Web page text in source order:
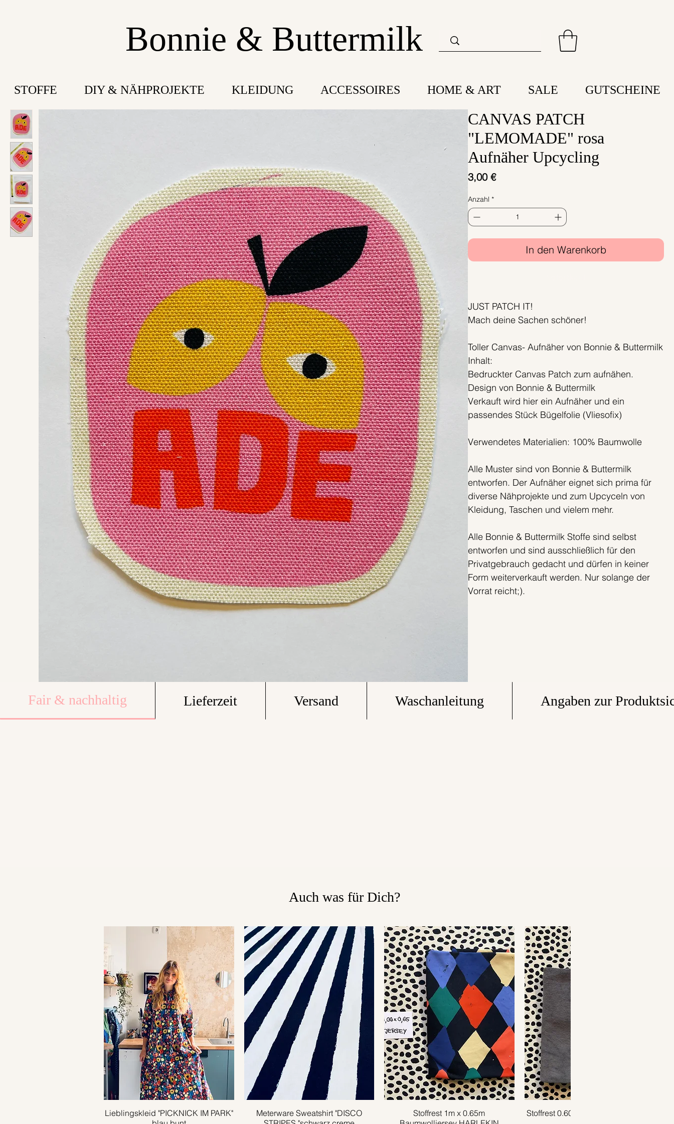
Bonnie & Buttermilk
STOFFE DIY & NÄHPROJEKTE KLEIDUNG ACCESSOIRES HOME & ART SALE GUTSCHEINE
CANVAS PATCH
"LEMOMADE" rosa
Aufnäher Upcycling
3,00 €Preis
Anzahl *
In den Warenkorb
JUST PATCH IT!
Mach deine Sachen schöner!
Toller Canvas- Aufnäher von Bonnie & Buttermilk
Inhalt:
Bedruckter Canvas Patch zum aufnähen.
Design von Bonnie & Buttermilk
Verkauft wird hier ein Aufnäher und ein
passendes Stück Bügelfolie (Vliesofix)
Verwendetes Materialien: 100% Baumwolle
Alle Muster sind von Bonnie & Buttermilk
entworfen. Der Aufnäher eignet sich prima für
diverse Nähprojekte und zum Upcyceln von
Kleidung, Taschen und vielem mehr.
Alle Bonnie & Buttermilk Stoffe sind selbst
entworfen und sind ausschließlich für den
Privatgebrauch gedacht und dürfen in keiner
Form weiterverkauft werden. Nur solange der
Vorrat reicht;).
Fair & nachhaltig Lieferzeit Versand Waschanleitung Angaben zur
Auch was für Dich?
Schnellansicht
Lieblingskleid "PICKNICK IM PARK"
Schnellansicht
Meterware Sweatshirt "DISCO
Schnellansicht
Stoffrest 1m x 0.65m
Schnellansicht
Stoffrest 0.60m x 1.40m Frottee UNI